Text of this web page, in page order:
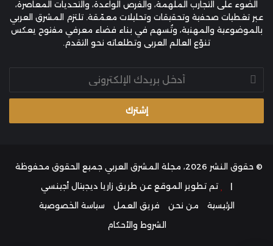
الضوء على التجارب الملهمة، والفرص الواعدة، والتحديات المعاصرة،
عبر تغطيات صحفية وتحقيقات وتحليلات معمّقة. تلتزم المشرق العربي
بالموضوعية والمهنية، وتُسهم في بناء فضاء معرفي مفتوح يعكس
تنوّع العالم العربي وتطلعاته نحو التقدم.
بريدك
الإلكتروني
© حقوق النشر 2026، مجلة المشرق العربي جميع الحقوق محفوظة
|
تم تطوير الموقع عن طريق زاريا ديجيتال أجينسي
الرئيسية
من نحن فريق العمل
سياسة الخصوصية
الشروط والأحكام